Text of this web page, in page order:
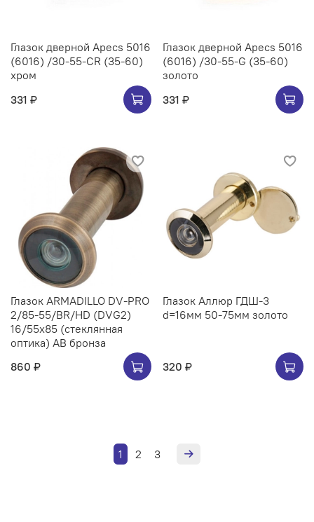
Глазок дверной Apecs 5016
(6016) /30-55-CR (35-60)
хром
331 ₽
Глазок дверной Apecs 5016
(6016) /30-55-G (35-60)
золото
331 ₽
Глазок ARMADILLO DV-PRO
2/85-55/BR/HD (DVG2)
16/55x85 (стеклянная
оптика) AB бронза
860 ₽
Глазок Аллюр ГДШ-3
d=16мм 50-75мм золото
320 ₽
1 2 3